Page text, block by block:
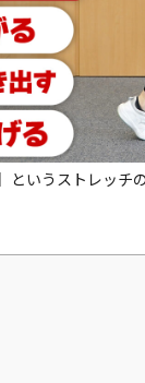
というストレッチ